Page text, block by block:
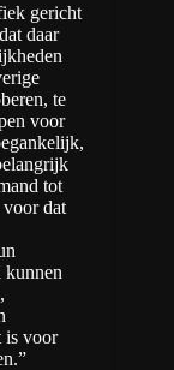
gericht
daar
te
voor
tot
dat
kunnen
is voor